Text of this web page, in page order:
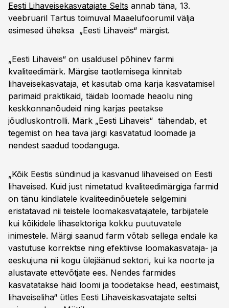
Eesti Lihaveisekasvatajate Selts annab täna, 13.
veebruaril Tartus toimuval Maaelufoorumil välja
esimesed üheksa „Eesti Lihaveis“ märgist.
„Eesti Lihaveis“ on usaldusel põhinev farmi
kvaliteedimärk. Märgise taotlemisega kinnitab
lihaveisekasvataja, et kasutab oma karja kasvatamisel
parimaid praktikaid, täidab loomade heaolu ning
keskkonnanõudeid ning karjas peetakse
jõudluskontrolli. Märk „Eesti Lihaveis“ tähendab, et
tegemist on hea tava järgi kasvatatud loomade ja
nendest saadud toodanguga.
„Kõik Eestis sündinud ja kasvanud lihaveised on Eesti
lihaveised. Kuid just nimetatud kvaliteedimärgiga farmid
on tänu kindlatele kvaliteedinõuetele selgemini
eristatavad nii teistele loomakasvatajatele, tarbijatele
kui kõikidele lihasektoriga kokku puutuvatele
inimestele. Märgi saanud farm võtab sellega endale ka
vastutuse korrektse ning efektiivse loomakasvataja- ja
eeskujuna nii kogu ülejäänud sektori, kui ka noorte ja
alustavate ettevõtjate ees. Nendes farmides
kasvatatakse häid loomi ja toodetakse head, eestimaist,
lihaveiseliha“ ütles Eesti Lihaveiskasvatajate seltsi